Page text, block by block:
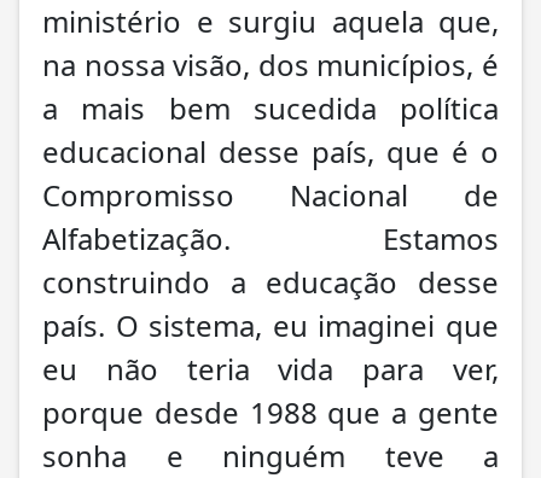
ministério e surgiu aquela que,
na nossa visão, dos municípios, é
a mais bem sucedida política
educacional desse país, que é o
Compromisso Nacional de
Alfabetização. Estamos
construindo a educação desse
país. O sistema, eu imaginei que
eu não teria vida para ver,
porque desde 1988 que a gente
sonha e ninguém teve a